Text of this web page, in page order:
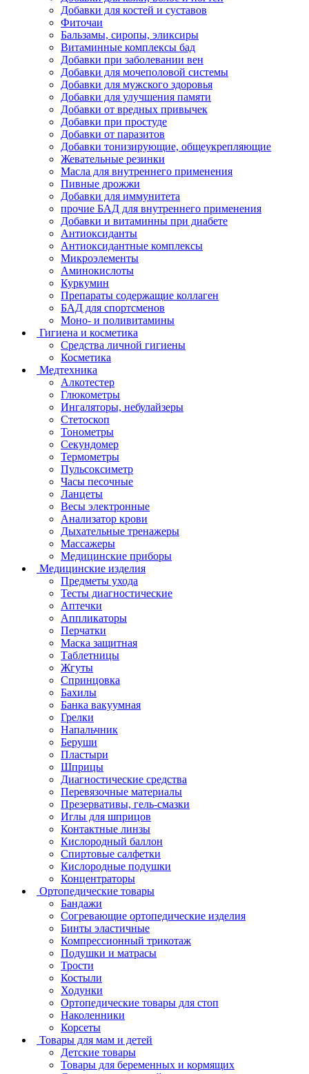
Добавки для костей и суставов
Фиточаи
Бальзамы, сиропы, эликсиры
Витаминные комплексы бад
Добавки при заболевании вен
Добавки для мочеполовой системы
Добавки для мужского здоровья
Добавки для улучшения памяти
Добавки от вредных привычек
Добавки при простуде
Добавки от паразитов
Добавки тонизирующие, общеукрепляющие
Жевательные резинки
Масла для внутреннего применения
Пивные дрожжи
Добавки для иммунитета
прочие БАД для внутреннего применения
Добавки и витаминны при диабете
Антиоксиданты
Антиоксидантные комплексы
Микроэлементы
Аминокислоты
Куркумин
Препараты содержащие коллаген
БАД для спортсменов
Моно- и поливитамины
Гигиена и косметика
Средства личной гигиены
Косметика
Медтехника
Алкотестер
Глюкометры
Ингаляторы, небулайзеры
Стетоскоп
Тонометры
Секундомер
Термометры
Пульсоксиметр
Часы песочные
Ланцеты
Весы электронные
Анализатор крови
Дыхательные тренажеры
Массажеры
Медицинские приборы
Медицинские изделия
Предметы ухода
Тесты диагностические
Аптечки
Аппликаторы
Перчатки
Маска защитная
Таблетницы
Жгуты
Спринцовка
Бахилы
Банка вакуумная
Грелки
Напальчник
Беруши
Пластыри
Шприцы
Диагностические средства
Перевязочные материалы
Презервативы, гель-смазки
Иглы для шприцов
Контактные линзы
Кислородный баллон
Спиртовые салфетки
Кислородные подушки
Концентраторы
Ортопедические товары
Бандажи
Согревающие ортопедические изделия
Бинты эластичные
Компрессионный трикотаж
Подушки и матрасы
Трости
Костыли
Ходунки
Ортопедические товары для стоп
Наколенники
Корсеты
Товары для мам и детей
Детские товары
Товары для беременных и кормящих